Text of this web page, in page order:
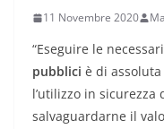
11 Novembre 2020
“Eseguire le
pubblici è di
l’utilizzo in
salvaguardarne il